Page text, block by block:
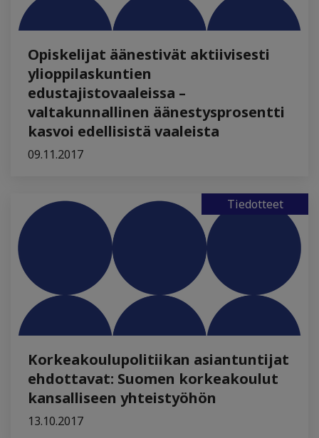
Opiskelijat äänestivät aktiivisesti
ylioppilaskuntien
edustajistovaaleissa –
valtakunnallinen äänestysprosentti
kasvoi edellisistä vaaleista
09.11.2017
Tiedotteet
Korkeakoulupolitiikan asiantuntijat
ehdottavat: Suomen korkeakoulut
kansalliseen yhteistyöhön
13.10.2017